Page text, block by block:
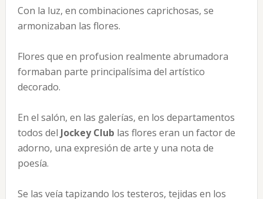
Con la luz, en combinaciones caprichosas, se
armonizaban las flores.
Flores que en profusion realmente abrumadora
formaban parte principalísima del artístico
decorado.
En el salón, en las galerías, en los departamentos
todos del Jockey Club las flores eran un factor de
adorno, una expresión de arte y una nota de
poesía.
Se las veía tapizando los testeros, tejidas en los